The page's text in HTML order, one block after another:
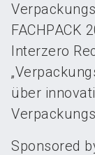
FACHPACK
Interzero
über
Sponsored